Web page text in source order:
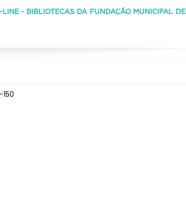
- BIBLIOTECAS DA FUNDAÇÃO MUNICIPAL DE